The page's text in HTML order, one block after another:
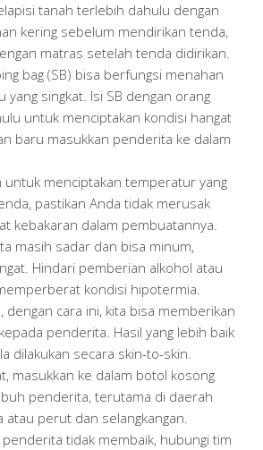
tanah terlebih dahulu dengan
kering sebelum mendirikan tenda,
matras setelah tenda didirikan.
bag (SB) bisa berfungsi menahan
yang singkat. Isi SB dengan orang
untuk menciptakan kondisi hangat
baru masukkan penderita ke dalam
untuk menciptakan temperatur yang
pastikan Anda tidak merusak
kebakaran dalam pembuatannya.
masih sadar dan bisa minum,
Hindari pemberian alkohol atau
kondisi hipotermia.
dengan cara ini, kita bisa memberikan
penderita. Hasil yang lebih baik
dilakukan secara skin-to-skin.
masukkan ke dalam botol kosong
penderita, terutama di daerah
atau perut dan selangkangan.
tidak membaik, hubungi tim